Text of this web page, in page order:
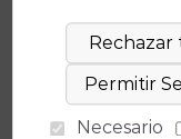
estar al
Necesario